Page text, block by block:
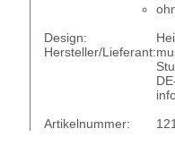
Design:
Hersteller/Lieferant:
Artikelnummer: